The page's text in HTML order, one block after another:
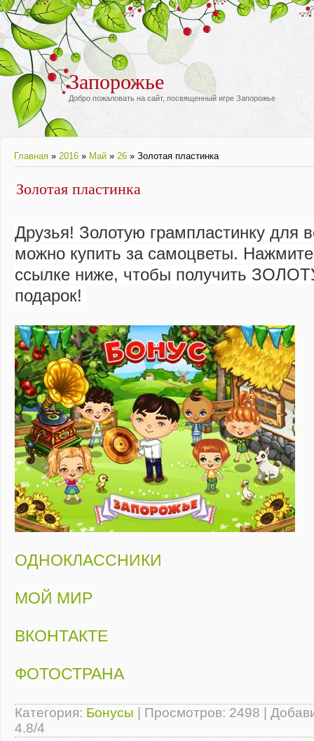
Запорожье
Добро пожаловать на сайт, посвященный игре Запорожье
Главная » 2016 » Май » 26 » Золотая пластинка
Золотая пластинка
Друзья! Золотую грампластинку для
можно купить за самоцветы.
ссылке ниже, чтобы получить
подарок!
ОДНОКЛАССНИКИ
МОЙ МИР
ВКОНТАКТЕ
ФОТОСТРАНА
Категория: Бонусы Просмотров: 2498 |
4.8/4